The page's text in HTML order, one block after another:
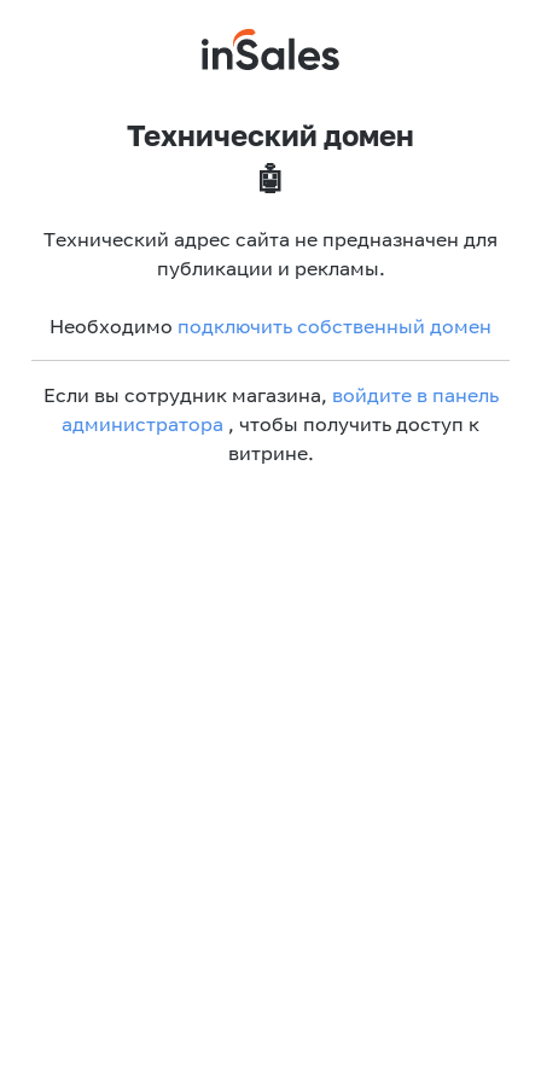
Технический домен
🤖
Технический адрес сайта не предназначен для
публикации и рекламы.
Необходимо подключить собственный домен
Если вы сотрудник магазина, войдите в панель
администратора , чтобы получить доступ к
витрине.